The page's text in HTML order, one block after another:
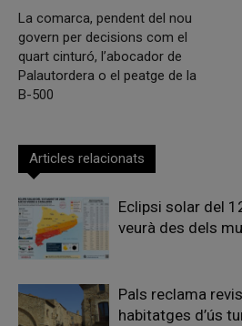
La comarca, pendent del nou
govern per decisions com el
quart cinturó, l’abocador de
Palautordera o el peatge de la
B-500
Articles relacionats
Eclipsi solar del
veurà des dels
Pals reclama
habitatges d’ús